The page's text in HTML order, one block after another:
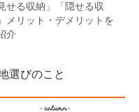
せる収納」「隠せる収
メリット・デメリットを
介
選びのこと